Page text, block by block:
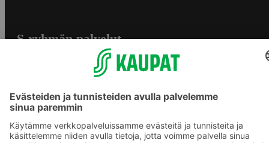
S-ryhmän palvelut
Yhteishyvä Ruoka -sovellus
S-ostoslista -sovellus
Prisma.fi
Sokos.fi